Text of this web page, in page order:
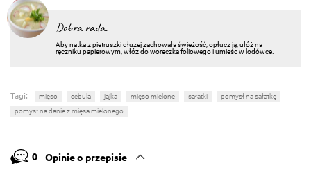
Dobra rada:
Aby natka z pietruszki dłużej zachowała świeżość, opłucz ją, ułóż na
ręczniku papierowym, włóż do woreczka foliowego i umieśc w lodówce.
Tagi: mięso cebula jajka mięso mielone sałatki
pomysł na sałatkę
pomysł na danie z mięsa mielonego
0 Opinie o przepisie